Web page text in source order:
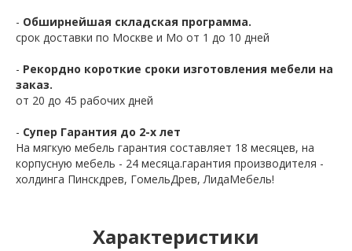
- Обширнейшая складская программа.
срок доставки по Москве и Мо от 1 до 10 дней
- Рекордно короткие сроки изготовления мебели на
заказ.
от 20 до 45 рабочих дней
- Супер Гарантия до 2-х лет
На мягкую мебель гарантия составляет 18 месяцев, на
корпусную мебель - 24 месяца.гарантия производителя -
холдинга Пинскдрев, ГомельДрев, ЛидаМебель!
Характеристики